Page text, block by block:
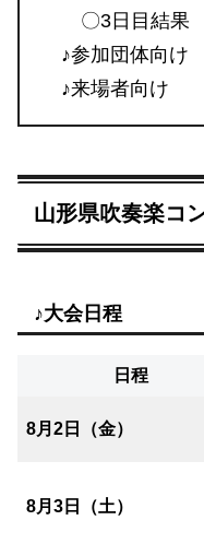
〇3日目結果
♪参加団体向け
♪来場者向け
山形県吹奏楽コ
♪大会日程
日程
8月2日（金）
8月3日（土）